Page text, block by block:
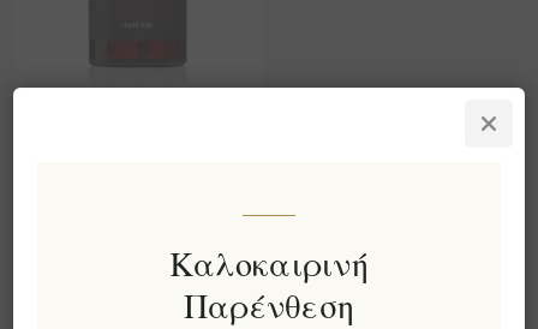
ισοδυναμεί με €46,67 ανά 1Καλοκαιρινή
Παρένθεση